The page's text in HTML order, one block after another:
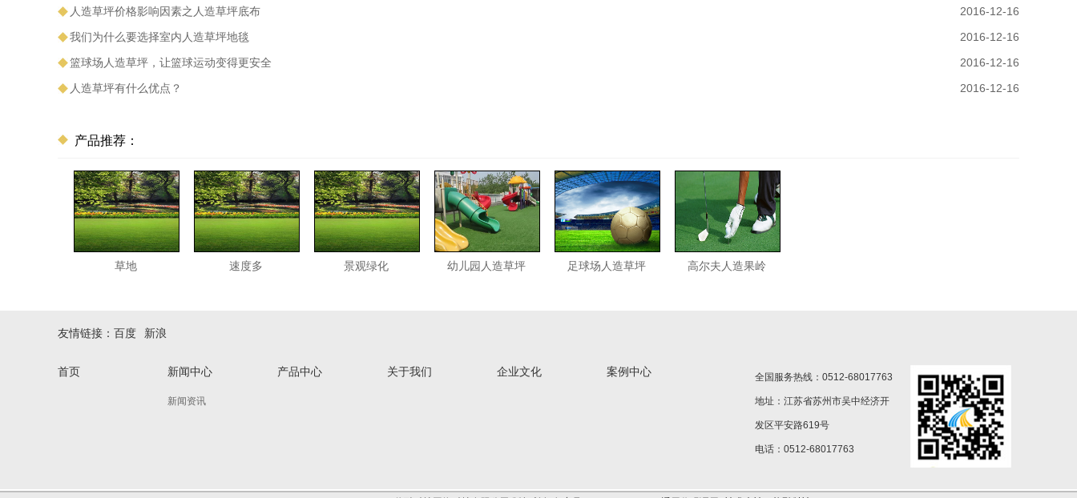
人造草坪价格影响因素之人造草坪底布
2016-12-16
我们为什么要选择室内人造草坪地毯
2016-12-16
篮球场人造草坪，让篮球运动变得更安全
2016-12-16
人造草坪有什么优点？
2016-12-16
产品推荐：
草地 速度多 景观绿化 幼儿园人造草坪 足球场人造草坪 高尔夫人造果岭
友情链接： 百度 新浪
首页 新闻中心
新闻资讯
产品中心 关于我们 企业文化 案例中心 全国服务热线：0512-68017763
地址：江苏省苏州市吴中经济开
发区平安路619号
电话：0512-68017763